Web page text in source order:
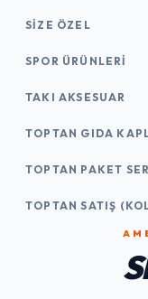
SIZE ÖZEL
SPOR ÜRÜNLERI
TAKI AKSESUAR
TOPTAN GIDA
TOPTAN PAKET
TOPTAN SATIŞ